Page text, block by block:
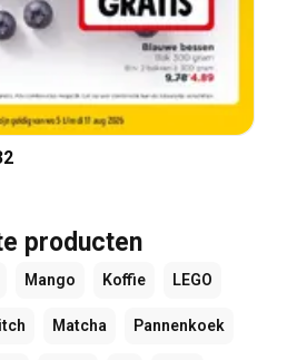
producten
Mango Koffie LEGO
Matcha Pannenkoek